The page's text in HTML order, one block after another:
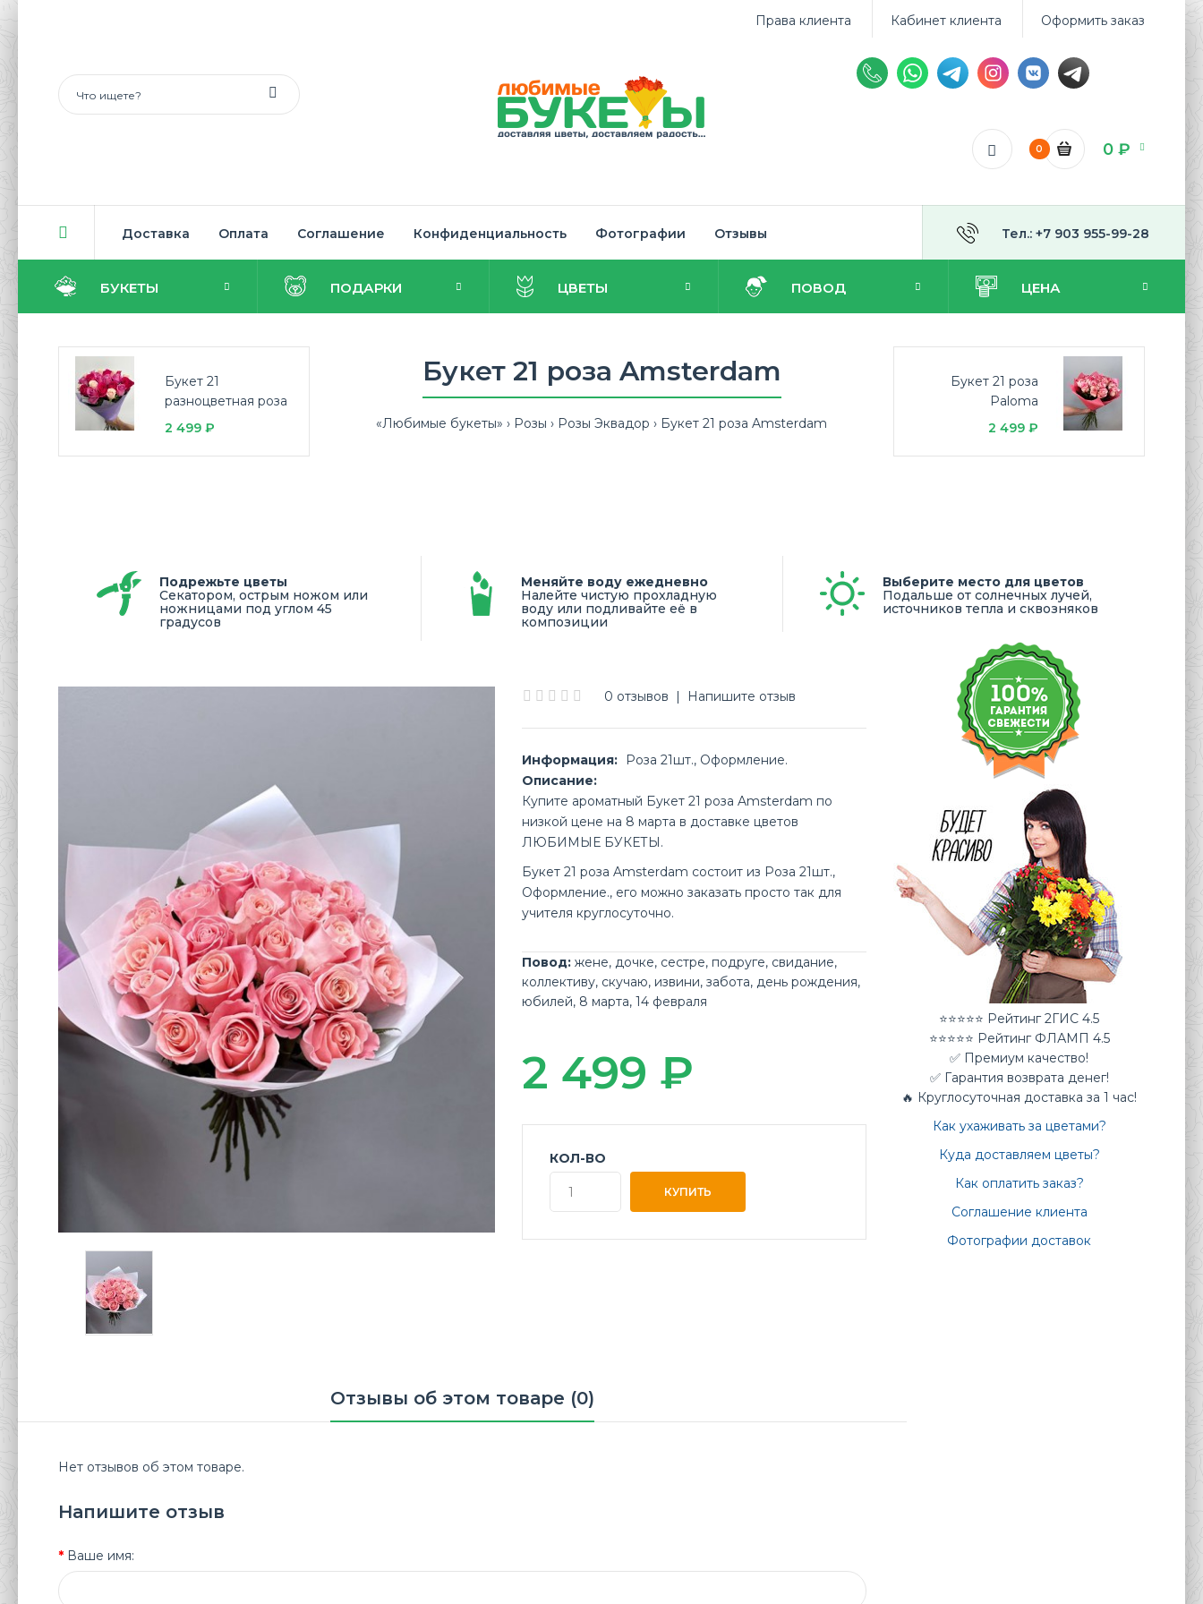
Права клиента Кабинет клиента Оформить заказ
0 0 ₽
Доставка Оплата Соглашение Конфиденциальность Фотографии Отзывы Тел.: +7 903 955-99-28
БУКЕТЫ ПОДАРКИ ЦВЕТЫ ПОВОД ЦЕНА
Букет 21
разноцветная роза
2 499 ₽
Букет 21 роза Amsterdam
«Любимые букеты» Розы Розы Эквадор Букет 21 роза Amsterdam
Букет 21 роза
Paloma
2 499 ₽
Подрежьте цветы
Секатором, острым ножом или
ножницами под углом 45
градусов
Меняйте воду ежедневно
Налейте чистую прохладную
воду или подливайте её в
композиции
Выберите место для цветов
Подальше от солнечных лучей,
источников тепла и сквозняков
0 отзывов | Напишите отзыв
Информация:
Роза 21шт., Оформление.
Описание:
Купите ароматный Букет 21 роза Amsterdam по
низкой цене на 8 марта в доставке цветов
ЛЮБИМЫЕ БУКЕТЫ.
Букет 21 роза Amsterdam состоит из Роза 21шт.,
Оформление., его можно заказать просто так для
учителя круглосуточно.
Повод: жене, дочке, сестре, подруге, свидание,
коллективу, скучаю, извини,забота, день рождения,
юбилей, 8 марта,14 февраля
2 499 ₽
КОЛ-ВО
Отзывы об этом товаре (0)
Нет отзывов об этом товаре.
Напишите отзыв
Ваше имя:
⭐⭐⭐⭐⭐ Рейтинг 2ГИС 4.5
⭐⭐⭐⭐⭐ Рейтинг ФЛАМП 4.5
✅ Премиум качество!
✅ Гарантия возврата денег!
🔥 Круглосуточная доставка за 1 час!
Как ухаживать за цветами?
Куда доставляем цветы?
Как оплатить заказ?
Соглашение клиента
Фотографии доставок